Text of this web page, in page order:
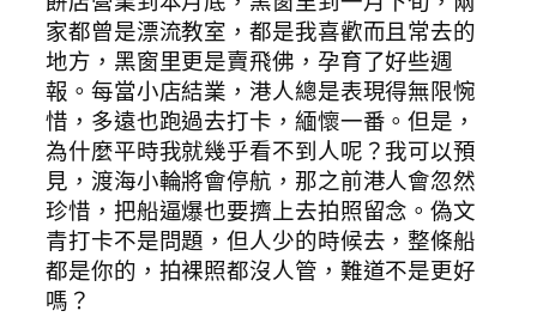
家都曾是漂流教室，都是我喜歡而且常去的
地方，黑窗里更是賣飛佛，孕育了好些週
報。每當小店結業，港人總是表現得無限惋
惜，多遠也跑過去打卡，緬懷一番。但是，
為什麼平時我就幾乎看不到人呢？我可以預
見，渡海小輪將會停航，那之前港人會忽然
珍惜，把船逼爆也要擠上去拍照留念。偽文
青打卡不是問題，但人少的時候去，整條船
都是你的，拍裸照都沒人管，難道不是更好
嗎？